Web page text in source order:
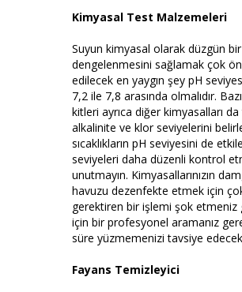
Kimyasal Test Malzemeleri
Suyun kimyasal olarak düzgün
dengelenmesini sağlamak çok
edilecek en yaygın şey pH
7,2 ile 7,8 arasında olmalıdır.
kitleri ayrıca diğer kimyasalları
alkalinite ve klor seviyelerini
sıcaklıkların pH seviyesini de
seviyeleri daha düzenli kontrol
unutmayın. Kimyasallarınızın
havuzu dezenfekte etmek için
gerektiren bir işlemi şok etmeniz
için bir profesyonel aramanız
süre yüzmemenizi tavsiye
Fayans Temizleyici